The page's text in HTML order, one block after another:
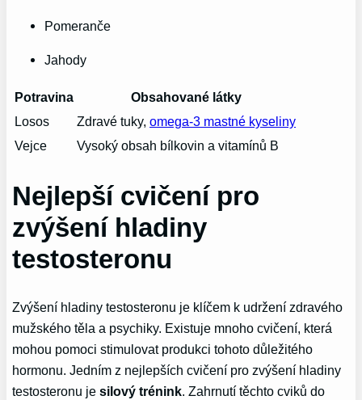
Pomeranče
Jahody
Potravina
Obsahované‌ látky
Losos
Zdravé tuky,omega-3 mastné kyseliny
Vejce
Vysoký obsah bílkovin a⁤ vitamínů B
Nejlepší cvičení ‌pro
zvýšení‍ hladiny
testosteronu
Zvýšení hladiny testosteronu je klíčem k⁢ udržení zdravého
mužského těla a‍ psychiky. Existuje mnoho cvičení, která
mohou pomoci stimulovat produkci tohoto důležitého
hormonu. ‌Jedním z nejlepších cvičení pro zvýšení hladiny
testosteronu jesilový trénink. Zahrnutí těchto cviků do